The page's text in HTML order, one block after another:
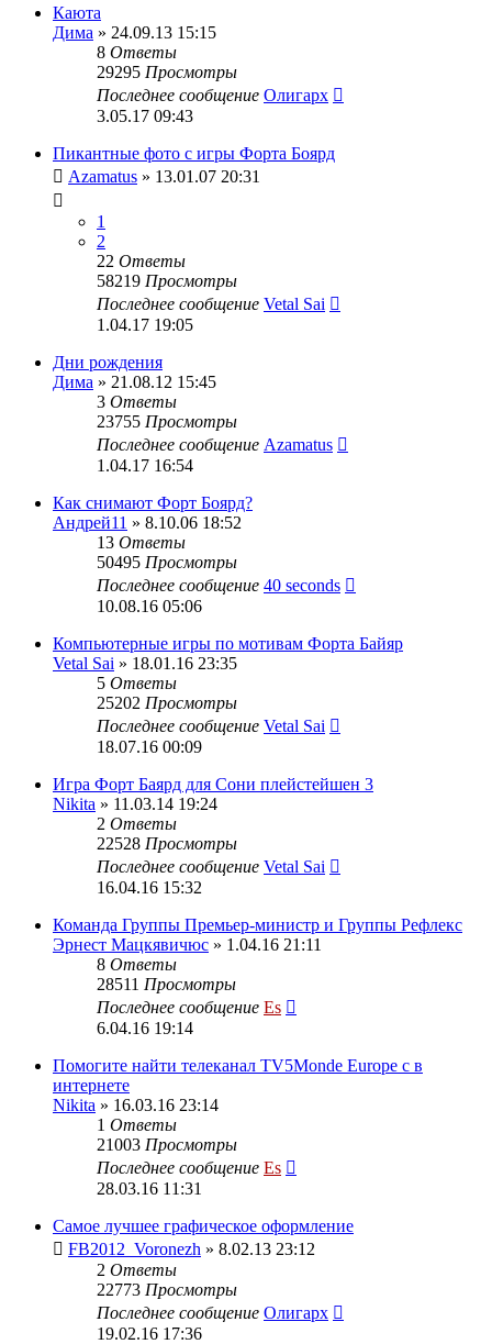
Каюта
Дима » 24.09.13 15:15
8 Ответы
29295 Просмотры
Последнее сообщение Олигарх
3.05.17 09:43
Пикантные фото с игры Форта Боярд
Azamatus » 13.01.07 20:31
1
2
22 Ответы
58219 Просмотры
Последнее сообщение Vetal Sai
1.04.17 19:05
Дни рождения
Дима » 21.08.12 15:45
3 Ответы
23755 Просмотры
Последнее сообщение Azamatus
1.04.17 16:54
Как снимают Форт Боярд?
Андрей11 » 8.10.06 18:52
13 Ответы
50495 Просмотры
Последнее сообщение 40 seconds
10.08.16 05:06
Компьютерные игры по мотивам Форта Байяр
Vetal Sai » 18.01.16 23:35
5 Ответы
25202 Просмотры
Последнее сообщение Vetal Sai
18.07.16 00:09
Игра Форт Баярд для Сони плейстейшен 3
Nikita » 11.03.14 19:24
2 Ответы
22528 Просмотры
Последнее сообщение Vetal Sai
16.04.16 15:32
Команда Группы Премьер-министр и Группы Рефлекс
Эрнест Мацкявичюс » 1.04.16 21:11
8 Ответы
28511 Просмотры
Последнее сообщение Es
6.04.16 19:14
Помогите найти телеканал TV5Monde Europe с в
интернете
Nikita » 16.03.16 23:14
1 Ответы
21003 Просмотры
Последнее сообщение Es
28.03.16 11:31
Самое лучшее графическое оформление
FB2012_Voronezh » 8.02.13 23:12
2 Ответы
22773 Просмотры
Последнее сообщение Олигарх
19.02.16 17:36